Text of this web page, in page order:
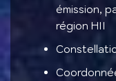
émission,
région HII